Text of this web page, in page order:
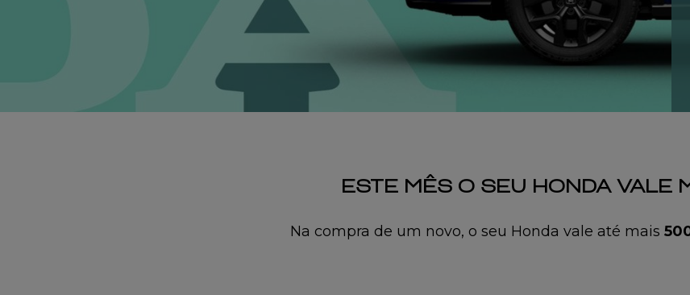
Na compra de um novo, o seu Honda vale até mais
ESTE MÊS O SEU HONDA VALE